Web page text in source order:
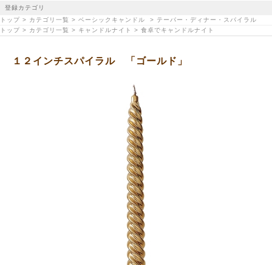
登録カテゴリ
トップ > カテゴリ一覧 > ベーシックキャンドル > テーパー・ディナー・スパイラル
トップ > カテゴリ一覧 > キャンドルナイト > 食卓でキャンドルナイト
１２インチスパイラル 「ゴールド」